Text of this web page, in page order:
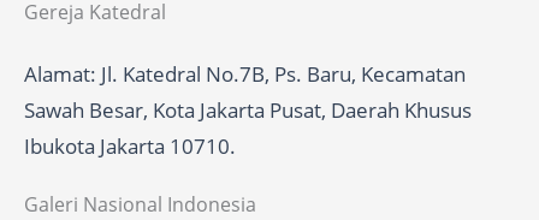
Gereja Katedral
Alamat: Jl. Katedral No.7B, Ps. Baru, Kecamatan
Sawah Besar, Kota Jakarta Pusat, Daerah Khusus
Ibukota Jakarta 10710.
Galeri Nasional Indonesia